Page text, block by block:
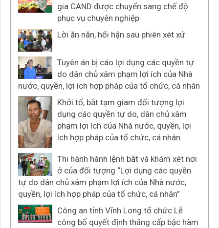
gia CAND được chuyển sang chế độ
phục vụ chuyên nghiệp
Lời ăn năn, hối hận sau phiên xét xử
Tuyên án bị cáo lợi dụng các quyền tự
do dân chủ xâm phạm lợi ích của Nhà
nước, quyền, lợi ích hợp pháp của tổ chức, cá nhân
Khởi tố, bắt tạm giam đối tượng lợi
dụng các quyền tự do, dân chủ xâm
phạm lợi ích của Nhà nước, quyền, lợi
ích hợp pháp của tổ chức, cá nhân
Thi hành hành lệnh bắt và khám xét nơi
ở của đối tượng “Lợi dụng các quyền
tự do dân chủ xâm phạm lợi ích của Nhà nước,
quyền, lợi ích hợp pháp của tổ chức, cá nhân”
Công an tỉnh Vĩnh Long tổ chức Lễ
công bố quyết định thăng cấp bậc hàm